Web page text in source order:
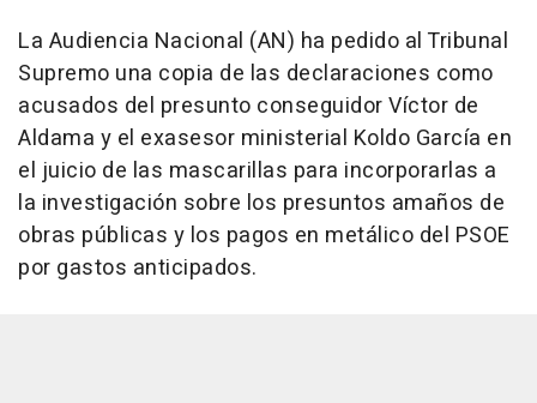
La Audiencia Nacional (AN) ha pedido al Tribunal
Supremo una copia de las declaraciones como
acusados del presunto conseguidor Víctor de
Aldama y el exasesor ministerial Koldo García en
el juicio de las mascarillas para incorporarlas a
la investigación sobre los presuntos amaños de
obras públicas y los pagos en metálico del PSOE
por gastos anticipados.